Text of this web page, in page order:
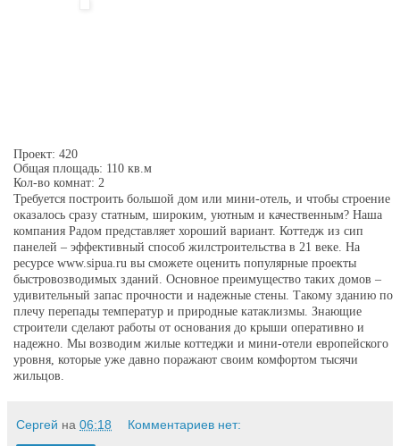
Проект: 420
Общая площадь: 110 кв.м
Кол-во комнат: 2
Требуется построить большой дом или мини-отель, и чтобы строение
оказалось сразу статным, широким, уютным и качественным? Наша
компания Радом представляет хороший вариант. Коттедж из сип
панелей – эффективный способ жилстроительства в 21 веке. На
ресурсе www.sipua.ru вы сможете оценить популярные проекты
быстровозводимых зданий. Основное преимущество таких домов –
удивительный запас прочности и надежные стены. Такому зданию по
плечу перепады температур и природные катаклизмы. Знающие
строители сделают работы от основания до крыши оперативно и
надежно. Мы возводим жилые коттеджи и мини-отели европейского
уровня, которые уже давно поражают своим комфортом тысячи
жильцов.
Сергей на 06:18 Комментариев нет: